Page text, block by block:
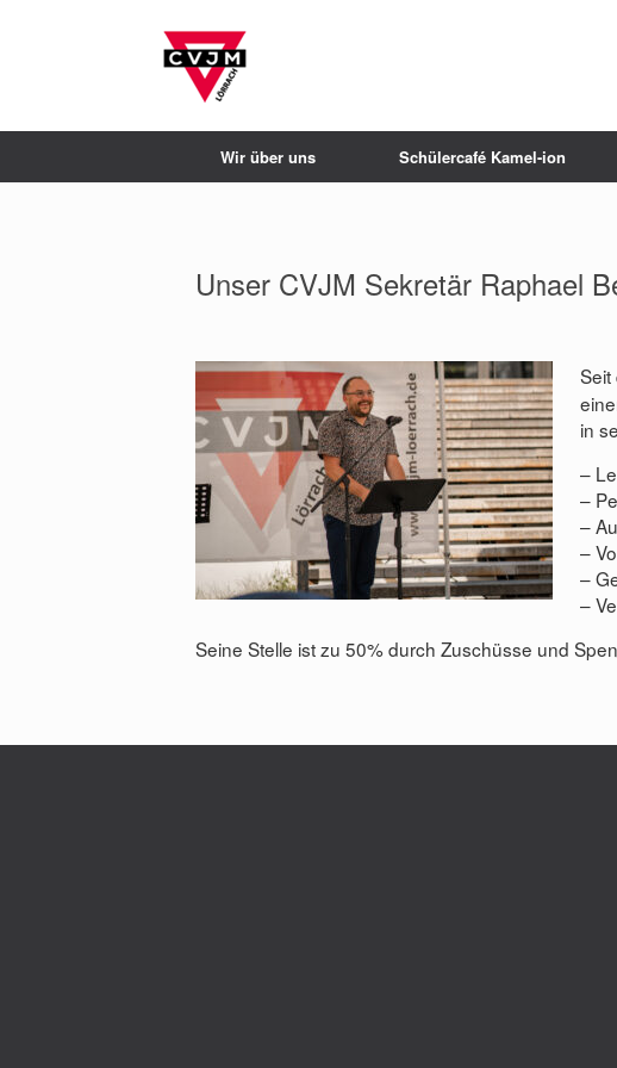
Wir über uns Schülercafé Kamel-ion
Unser CVJM Sekretär Raphael
in
–
–
–
–
–
–
Seine Stelle ist zu 50% durch Zuschüsse und